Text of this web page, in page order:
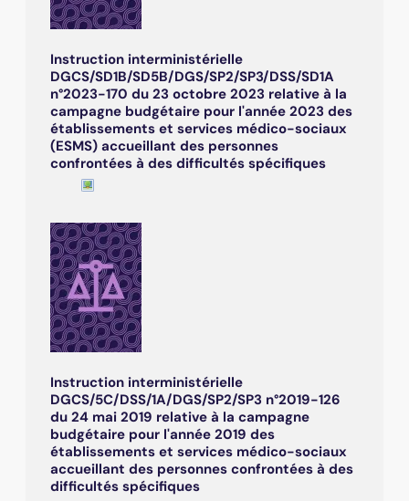
Instruction interministérielle
DGCS/SD1B/SD5B/DGS/SP2/SP3/DSS/SD1A
n°2023-170 du 23 octobre 2023 relative à la
campagne budgétaire pour l'année 2023 des
établissements et services médico-sociaux
(ESMS) accueillant des personnes
confrontées à des difficultés spécifiques
Instruction interministérielle
DGCS/5C/DSS/1A/DGS/SP2/SP3 n°2019-126
du 24 mai 2019 relative à la campagne
budgétaire pour l'année 2019 des
établissements et services médico-sociaux
accueillant des personnes confrontées à des
difficultés spécifiques